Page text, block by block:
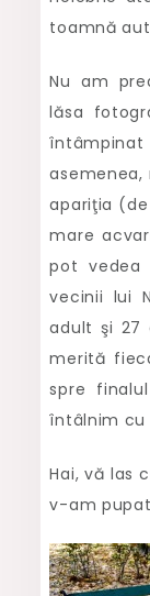
toamnă
Nu am
lăsa
apariţia
mare
pot
vecinii lui
adult şi 27
merită
spre
întâlnim cu
Hai, vă las
v-am